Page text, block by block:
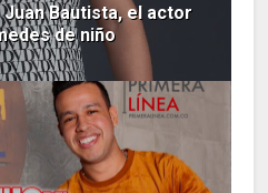
Bautista, el actor
de niño